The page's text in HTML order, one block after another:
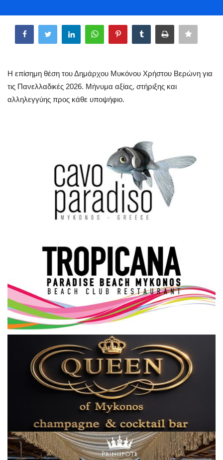
Mykonos
Mykonos Ticker TV
Sport
Σεβασμιώτατος Δωρόθεος Β’
Cost Of Living Crisis
Opinion + Analysis
L’Art des Sens
Local Elections 2023
All News
Elections 2023
Γλώσσα
Η επίσημη θέση του Δημάρχου Μυκόνου Χρήστου Βερώνη για
τις Πανελλαδικές 2026. Μήνυμα αξίας, στήριξης και
αλληλεγγύης προς κάθε υποψήφιο.